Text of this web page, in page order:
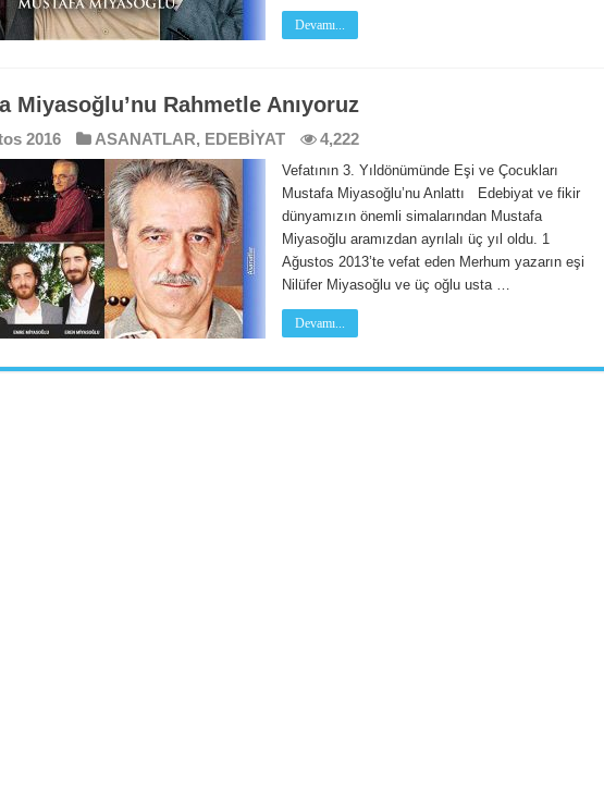
Devamı...
Miyasoğlu’nu Rahmetle Anıyoruz
2016 ASANATLAR, EDEBİYAT 4,222
Vefatının 3. Yıldönümünde Eşi ve Çocukları
Mustafa Miyasoğlu’nu Anlattı Edebiyat ve fikir
dünyamızın önemli simalarından Mustafa
Miyasoğlu aramızdan ayrılalı üç yıl oldu. 1
Ağustos 2013’te vefat eden Merhum yazarın eşi
Nilüfer Miyasoğlu ve üç oğlu usta …
Devamı...